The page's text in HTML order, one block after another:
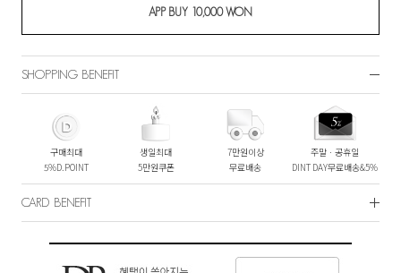
SHOPPING BENEFIT
구매최대
5%D.POINT
생일최대
5만원쿠폰
7만원이상
무료배송
주말ㆍ공휴일
DINT DAY무료배송&5%
CARD BENEFIT